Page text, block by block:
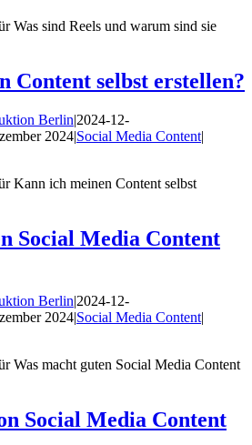
Was sind Reels und warum sind sie
Content selbst erstellen?
Berlin|2024-12-
2024|Social Media Content|
Kann ich meinen Content selbst
Social Media Content
Berlin|2024-12-
2024|Social Media Content|
Was macht guten Social Media Content
Social Media Content